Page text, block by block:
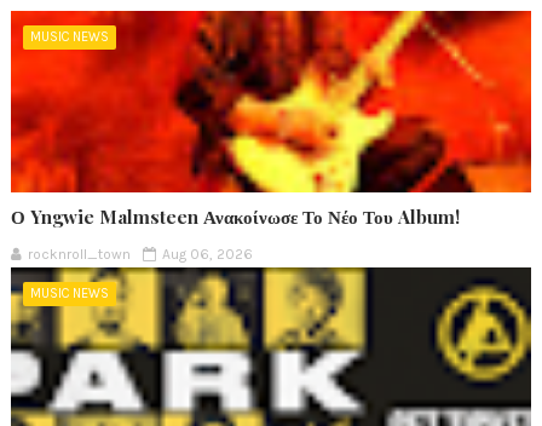
MUSIC NEWS
Ο Yngwie Malmsteen Ανακοίνωσε Το Νέο Του Album!
rocknroll_town Aug 06, 2026
MUSIC NEWS